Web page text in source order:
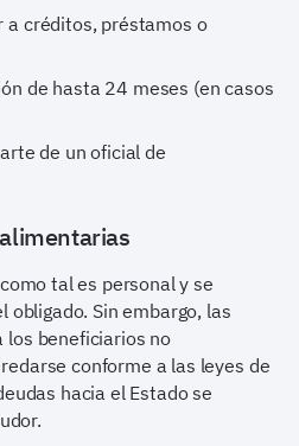
a créditos, préstamos o
de hasta 24 meses (en casos
de un oficial de
tal es personal y se
obligado. Sin embargo, las
los beneficiarios no
conforme a las leyes de
hacia el Estado se